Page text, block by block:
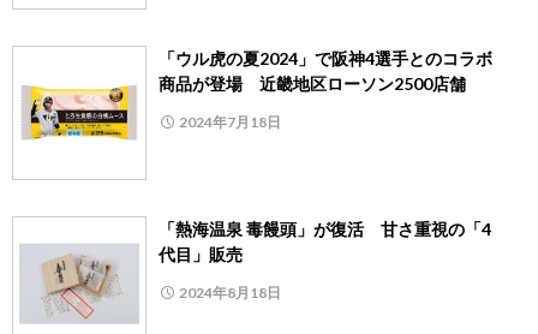
「ウル虎の夏2024」で阪神4選手とのコラボ
商品が登場 近畿地区ローソン2500店舗
2024年7月18日
「熱海温泉 毒饅頭」が復活 甘さ重視の「4
代目」販売
2024年8月18日